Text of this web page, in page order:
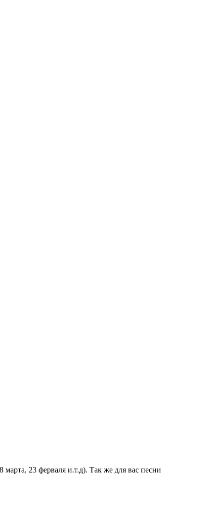
23 ферваля и.т.д). Так же для вас песни